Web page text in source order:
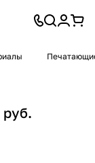
руб.